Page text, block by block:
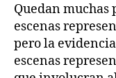
Quedan muchas
escenas
pero la
escenas